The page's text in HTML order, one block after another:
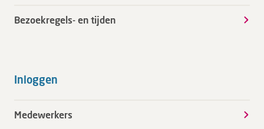
Bezoekregels- en tijden
Inloggen
Medewerkers